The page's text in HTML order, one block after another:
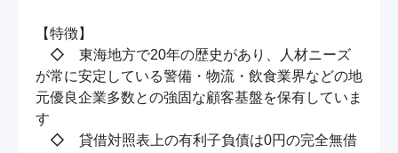
【特徴】
◇　東海地方で20年の歴史があり、人材ニーズ
が常に安定している警備・物流・飲食業界などの地
元優良企業多数との強固な顧客基盤を保有していま
す
◇　貸借対照表上の有利子負債は0円の完全無借